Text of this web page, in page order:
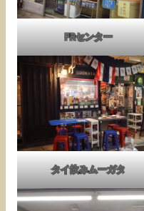
PRセンター
タイ飲みムーガタ